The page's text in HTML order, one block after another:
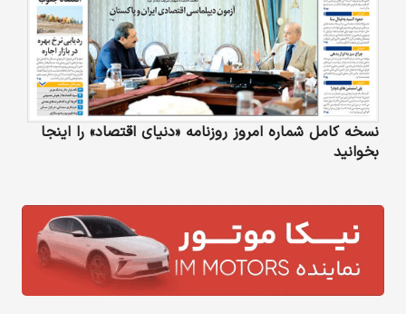
نسخه کامل شماره امروز روزنامه «دنیای‌ اقتصاد» را اینجا
بخوانید